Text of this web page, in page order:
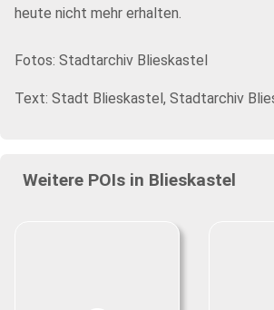
heute nicht mehr erhalten.
Fotos: Stadtarchiv Blieskastel
Text: Stadt Blieskastel, Stadtarchiv
Weitere POIs in Blieskastel